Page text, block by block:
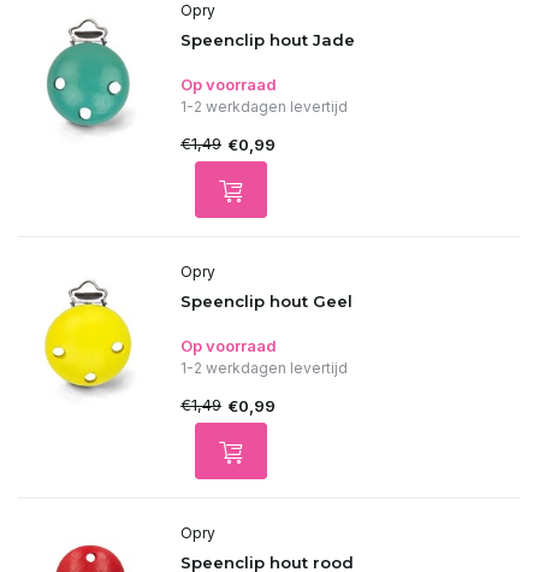
Opry
Speenclip hout Jade
Op voorraad
1-2 werkdagen levertijd
€1,49 €0,99
Opry
Speenclip hout Geel
Op voorraad
1-2 werkdagen levertijd
€1,49 €0,99
Opry
Speenclip hout rood